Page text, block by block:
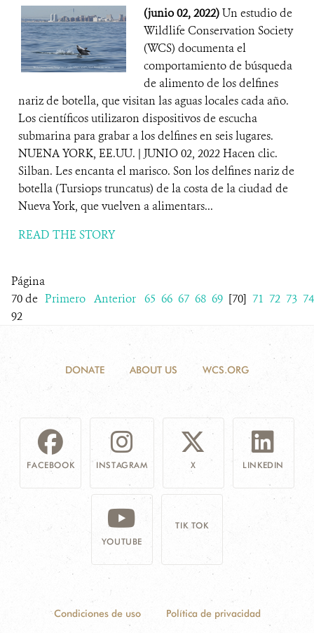
(junio 02, 2022)Un estudio de
Wildlife Conservation Society
(WCS) documenta el
comportamiento de búsqueda
de alimento de los delfines
nariz de botella, que visitan las aguas locales cada año.
Los científicos utilizaron dispositivos de escucha
submarina para grabar a los delfines en seis lugares.
NUENA YORK, EE.UU. | JUNIO 02, 2022 Hacen clic.
Silban. Les encanta el marisco. Son los delfines nariz de
botella (Tursiops truncatus) de la costa de la ciudad de
Nueva York, que vuelven a alimentars...
READ THE STORY
Página
70 de
92
Primero Anterior 65 66 67 68 69 [70] 71 72 73 74
DONATE ABOUT US WCS.ORG
FACEBOOK INSTAGRAM X LINKEDIN
YOUTUBE
TIK TOK
Condiciones de uso Política de privacidad